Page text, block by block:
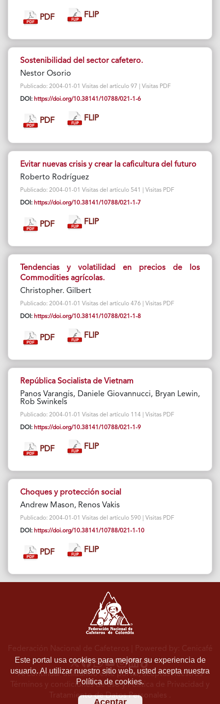
PDF FLIP
Sostenibilidad del sector cafetero.
Nestor Osorio
Publicado: 2004-01-01 Visitas del artículo 97 | Visitas PDF
DOI: https://doi.org/10.38141/10788/021-1-6
PDF FLIP
Evitar nuevas crisis y crear la caficultura del futuro
Roberto Rodríguez
Publicado: 2004-01-01 Visitas del artículo 541 | Visitas PDF
DOI: https://doi.org/10.38141/10788/021-1-7
PDF FLIP
Tendencias y volatilidad en precios de los
Commodities agrícolas.
Christopher. Gilbert
Publicado: 2004-01-01 Visitas del artículo 476 | Visitas PDF
DOI: https://doi.org/10.38141/10788/021-1-8
PDF FLIP
República Socialista de Vietnam
Panos Varangis, Daniele Giovannucci, Bryan Lewin,
Rob Swinkels
Publicado: 2004-01-01 Visitas del artículo 114 | Visitas PDF
DOI: https://doi.org/10.38141/10788/021-1-9
PDF FLIP
Choques y protección social
Andrew Mason, Renos Vakis
Publicado: 2004-01-01 Visitas del artículo 590 | Visitas PDF
DOI: https://doi.org/10.38141/10788/021-1-10
PDF FLIP
Este portal usa cookies para mejorar su experiencia de
usuario. Al utilizar nuestro sitio web, usted acepta nuestra
Política de cookies.
Aceptar
Federación Nacional de Cafeteros | Powered by: Cenicafé
Al continuar utilizando este portal, aceptas nuestros
Términos y condiciones de usoyPolítica de Privacidad y
Tratamiento de Datos Personales